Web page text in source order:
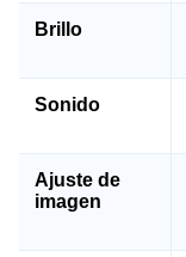
Brillo
Sonido
Ajuste de
imagen